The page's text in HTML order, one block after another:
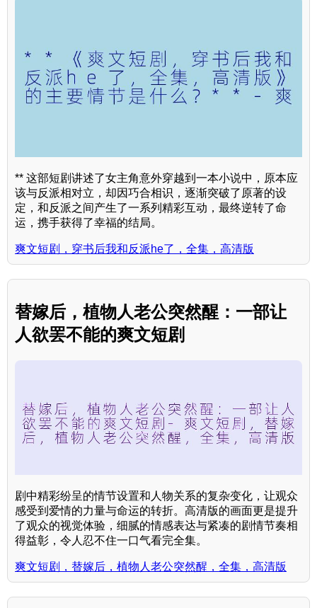
** 这部短剧讲述了女主角意外穿越到一本小说中，原本应
该与反派相对立，却因巧合相识，逐渐突破了原著的设
定，和反派之间产生了一系列精彩互动，最终逆转了命
运，携手获得了幸福的结局。
爽文短剧，穿书后我和反派he了，全集，高清版
替嫁后，植物人老公突然醒：一部让
人欲罢不能的爽文短剧
剧中精彩纷呈的情节设置和人物关系的复杂变化，让观众
感受到爱情的力量与命运的转折。高清版的画面更是提升
了观众的视觉体验，细腻的情感表达与紧凑的剧情节奏相
得益彰，令人忍不住一口气看完全集。
爽文短剧，替嫁后，植物人老公突然醒，全集，高清版